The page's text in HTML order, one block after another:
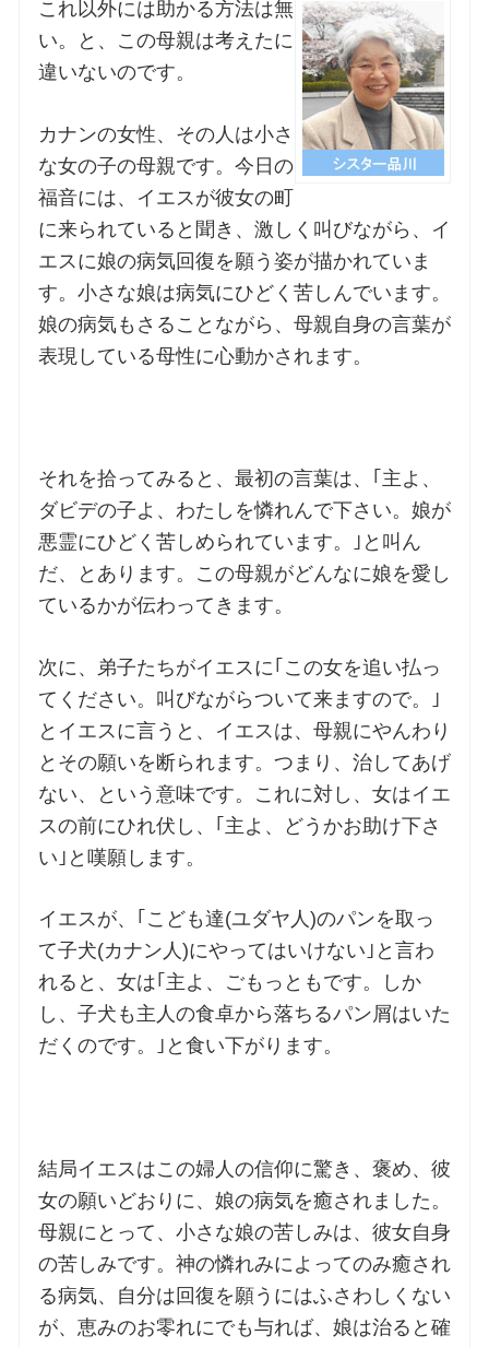
小池神父の講座
シスター中島の講座
教区カテキスタの講座
三田助祭の講座
オルガンメディテーション
交通・アクセス
ご利用にあたって
これ以外には助かる方法は無
い。と、この母親は考えたに
違いないのです。
カナンの女性、その人は小さ
な女の子の母親です。今日の
福音には、イエスが彼女の町
に来られていると聞き、激しく叫びながら、イ
エスに娘の病気回復を願う姿が描かれていま
す。小さな娘は病気にひどく苦しんでいます。
娘の病気もさることながら、母親自身の言葉が
表現している母性に心動かされます。
それを拾ってみると、最初の言葉は、｢主よ、
ダビデの子よ、わたしを憐れんで下さい。娘が
悪霊にひどく苦しめられています。｣と叫ん
だ、とあります。この母親がどんなに娘を愛し
ているかが伝わってきます。
次に、弟子たちがイエスに｢この女を追い払っ
てください。叫びながらついて来ますので。｣
とイエスに言うと、イエスは、母親にやんわり
とその願いを断られます。つまり、治してあげ
ない、という意味です。これに対し、女はイエ
スの前にひれ伏し、｢主よ、どうかお助け下さ
い｣と嘆願します。
イエスが、｢こども達(ユダヤ人)のパンを取っ
て子犬(カナン人)にやってはいけない｣と言わ
れると、女は｢主よ、ごもっともです。しか
し、子犬も主人の食卓から落ちるパン屑はいた
だくのです。｣と食い下がります。
結局イエスはこの婦人の信仰に驚き、褒め、彼
女の願いどおりに、娘の病気を癒されました。
母親にとって、小さな娘の苦しみは、彼女自身
の苦しみです。神の憐れみによってのみ癒され
る病気、自分は回復を願うにはふさわしくない
が、恵みのお零れにでも与れば、娘は治ると確